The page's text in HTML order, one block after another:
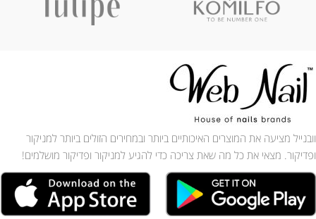
וובנייל מציעה את המוצרים האיכותיים ביותר ובמחירים הזולים ביותר למניקור
ופדיקור. מצאי את כל מה שאת צריכה כדי להגיע למניקור ופדיקור מושלמים!